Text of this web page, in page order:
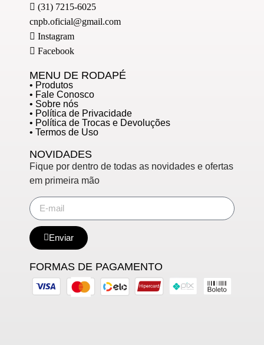
(31) 7215-6025
cnpb.oficial@gmail.com
Instagram
Facebook
MENU DE RODAPÉ
• Produtos
• Fale Conosco
• Sobre nós
• Política de Privacidade
• Política de Trocas e Devoluções
• Termos de Uso
NOVIDADES
Fique por dentro de todas as novidades e ofertas
em primeira mão
Enviar
FORMAS DE PAGAMENTO